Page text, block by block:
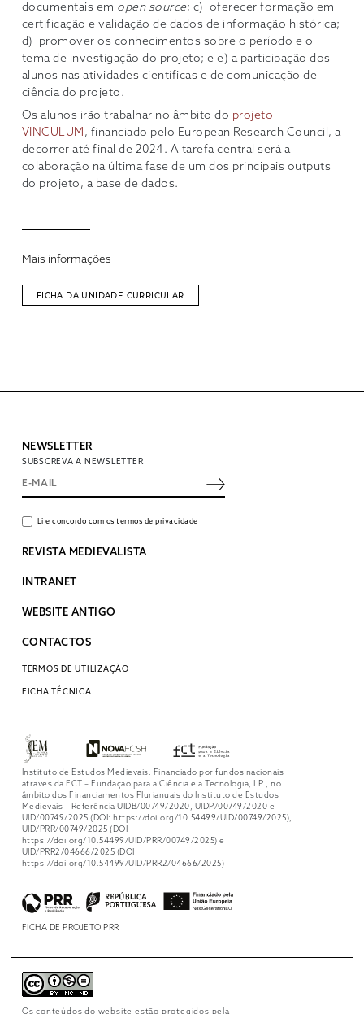
documentais em open source; c) oferecer formação em
certificação e validação de dados de informação histórica;
d) promover os conhecimentos sobre o período e o
tema de investigação do projeto; e e) a participação dos
alunos nas atividades científicas e de comunicação de
ciência do projeto.
Os alunos irão trabalhar no âmbito do projeto
VINCULUM, financiado pelo European Research Council, a
decorrer até final de 2024. A tarefa central será a
colaboração na última fase de um dos principais outputs
do projeto, a base de dados.
Mais informações
FICHA DA UNIDADE CURRICULAR
NEWSLETTER
SUBSCREVA A NEWSLETTER
Li e concordo com os termos de privacidade
REVISTA MEDIEVALISTA
INTRANET
WEBSITE ANTIGO
CONTACTOS
TERMOS DE UTILIZAÇÃO
FICHA TÉCNICA
Instituto de Estudos Medievais. Financiado por fundos nacionais
através da FCT – Fundação para a Ciência e a Tecnologia, I.P., no
âmbito dos Financiamentos Plurianuais do Instituto de Estudos
Medievais – Referência UIDB/00749/2020, UIDP/00749/2020 e
UID/00749/2025 (DOI: https://doi.org/10.54499/UID/00749/2025),
UID/PRR/00749/2025 (DOI
https://doi.org/10.54499/UID/PRR/00749/2025) e
UID/PRR2/04666/2025 (DOI
https://doi.org/10.54499/UID/PRR2/04666/2025)
FICHA DE PROJETO PRR
Os conteúdos do website estão protegidos pela